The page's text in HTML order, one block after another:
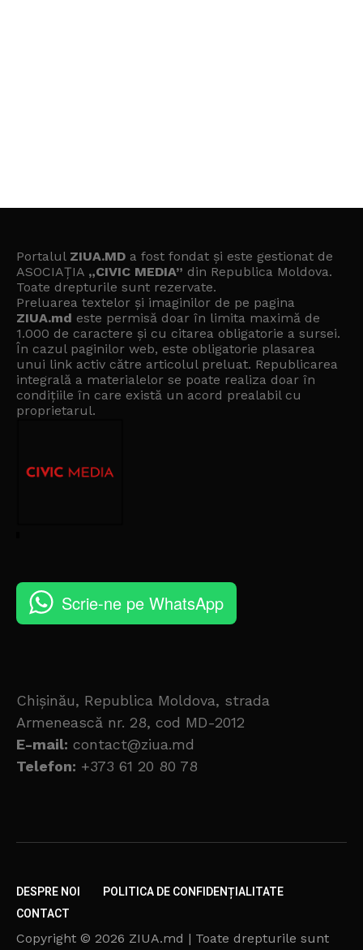
Portalul ZIUA.MD a fost fondat și este gestionat de
ASOCIAȚIA „CIVIC MEDIA” din Republica Moldova.
Toate drepturile sunt rezervate.
Preluarea textelor și imaginilor de pe pagina
ZIUA.md este permisă doar în limita maximă de
1.000 de caractere și cu citarea obligatorie a sursei.
În cazul paginilor web, este obligatorie plasarea
unui link activ către articolul preluat. Republicarea
integrală a materialelor se poate realiza doar în
condițiile în care există un acord prealabil cu
proprietarul.
Scrie-ne pe WhatsApp
Chișinău, Republica Moldova, strada
Armenească nr. 28, cod MD-2012
E-mail: contact@ziua.md
Telefon: +373 61 20 80 78
DESPRE NOI
POLITICA DE CONFIDENȚIALITATE
CONTACT
Copyright © 2026 ZIUA.md | Toate drepturile sunt